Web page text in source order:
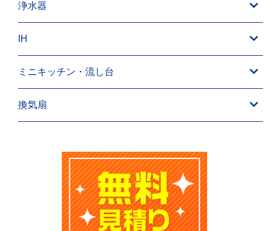
浄水器
IH
ミニキッチン・流し台
換気扇